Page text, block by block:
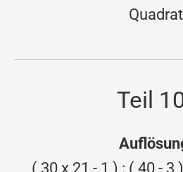
Teil
( 30 x 21 - 1 ) : ( 40 - 3